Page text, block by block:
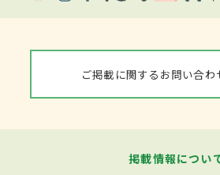
ご掲載に関するお問い合わ
掲載情報につい